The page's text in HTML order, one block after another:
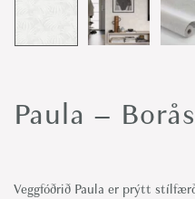
Paula –
Veggfóðrið Paula er prýtt